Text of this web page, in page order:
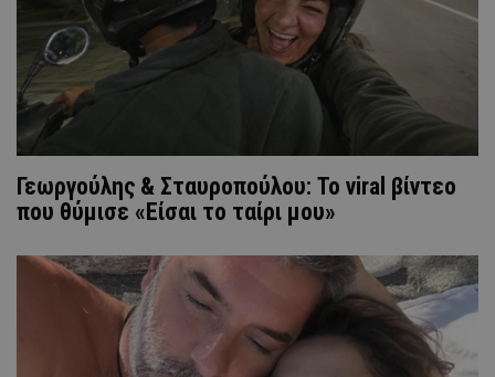
Γεωργούλης & Σταυροπούλου: Το viral βίντεο
που θύμισε «Είσαι το ταίρι μου»